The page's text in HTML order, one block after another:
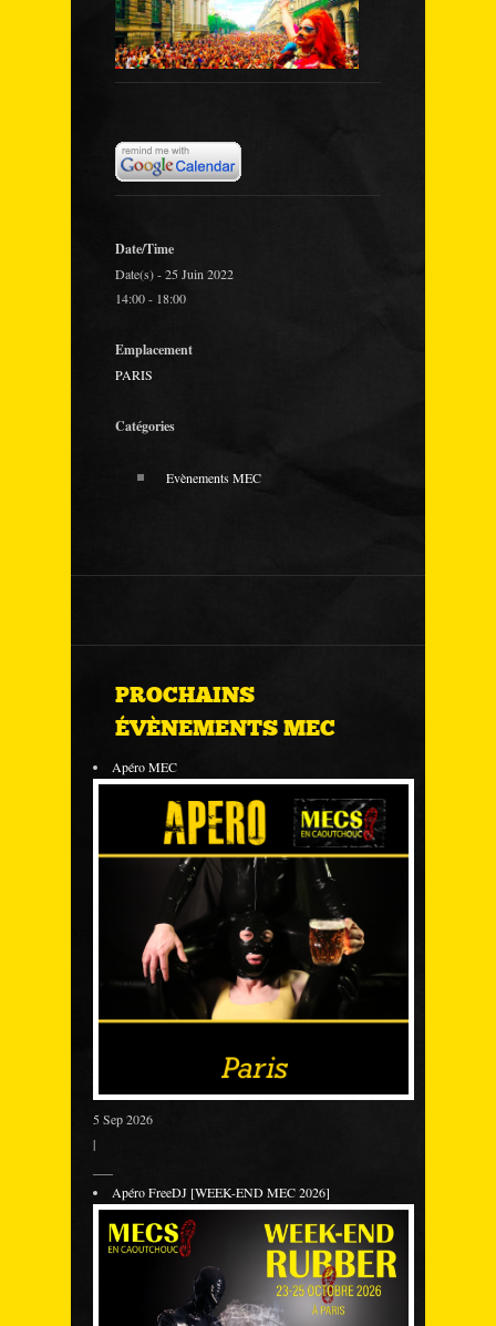
Date/Time
Date(s) - 25 Juin 2022
14:00 - 18:00
Emplacement
PARIS
Catégories
Evènements MEC
PROCHAINS
ÉVÈNEMENTS MEC
Apéro MEC
5 Sep 2026
|
Apéro FreeDJ [WEEK-END MEC 2026]